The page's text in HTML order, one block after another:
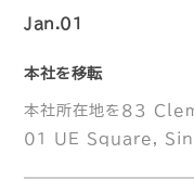
Jan.01
本社を移転
本社所在地を83
01 UE Square,